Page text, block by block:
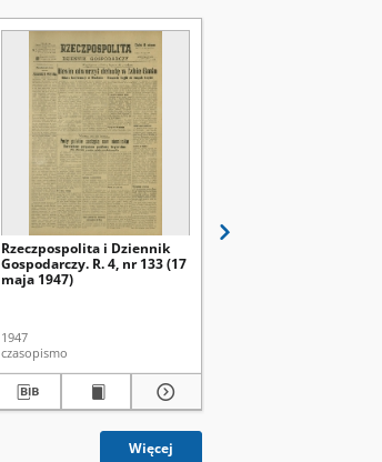
Rzeczpospolita i Dziennik
Gospodarczy. R. 4, nr 133 (17
maja 1947)
1947
czasopismo
Więcej